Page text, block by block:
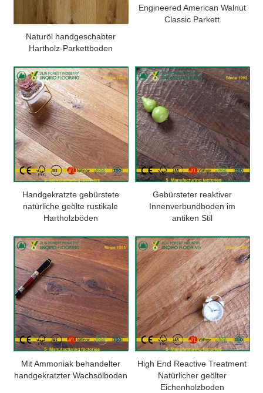
Naturöl handgeschabter
Hartholz-Parkettboden
Engineered American Walnut
Classic Parkett
Handgekratzte gebürstete
natürliche geölte rustikale
Hartholzböden
Gebürsteter reaktiver
Innenverbundboden im
antiken Stil
Mit Ammoniak behandelter
handgekratzter Wachsölboden
High End Reactive Treatment
Natürlicher geölter
Eichenholzboden